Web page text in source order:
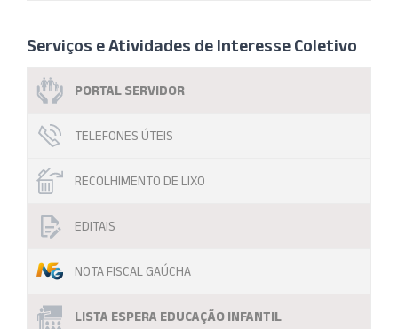
Serviços e Atividades de Interesse Coletivo
PORTAL SERVIDOR
TELEFONES ÚTEIS
RECOLHIMENTO DE LIXO
EDITAIS
NOTA FISCAL GAÚCHA
LISTA ESPERA EDUCAÇÃO INFANTIL